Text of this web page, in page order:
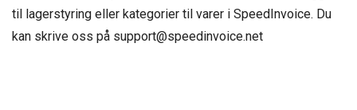
til lagerstyring eller kategorier til varer i SpeedInvoice. Du
kan skrive oss på support@speedinvoice.net